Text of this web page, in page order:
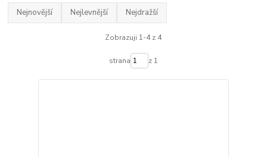
Nejnovější Nejlevnější Nejdražší
Zobrazuji 1-4 z 4
strana z 1